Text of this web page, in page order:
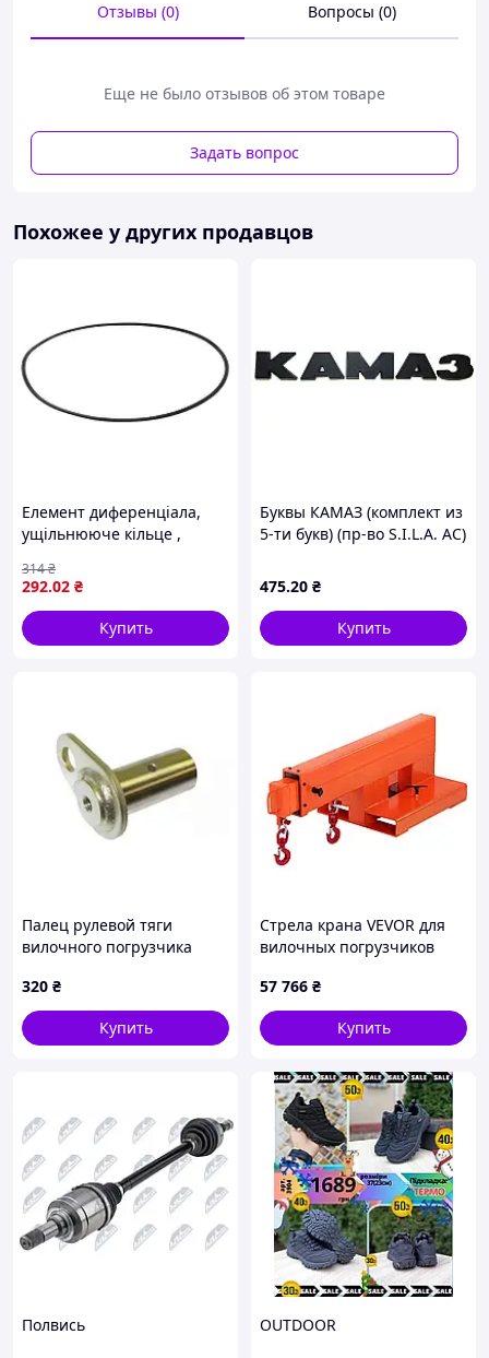
Отзывы (0) Вопросы (0)
Еще не было отзывов об этом товаре
Задать вопрос
Похожее у других продавцов
Елемент диференціала,
ущільнююче кільце ,
TH417C DANA SPICER
112.07.009.02
292.02 ₴
314₴
Купить
Буквы КАМАЗ (комплект из
5-ти букв) (пр-во S.I.L.A. AC)
475.20 ₴
Купить
Палец рулевой тяги
вилочного погрузчика
91E4300700
320 ₴
Купить
Стрела крана VEVOR для
вилочных погрузчиков
кг, погрузочная стрела для
вилочного погрузчика из
57 766 ₴
Купить
Полвись
OUTDOOR